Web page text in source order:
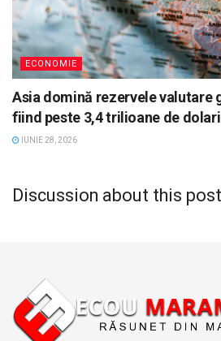
ECONOMIE
Asia domină rezervele valutare
fiind peste 3,4 trilioane de dolari
IUNIE 28, 2026
Discussion about this post